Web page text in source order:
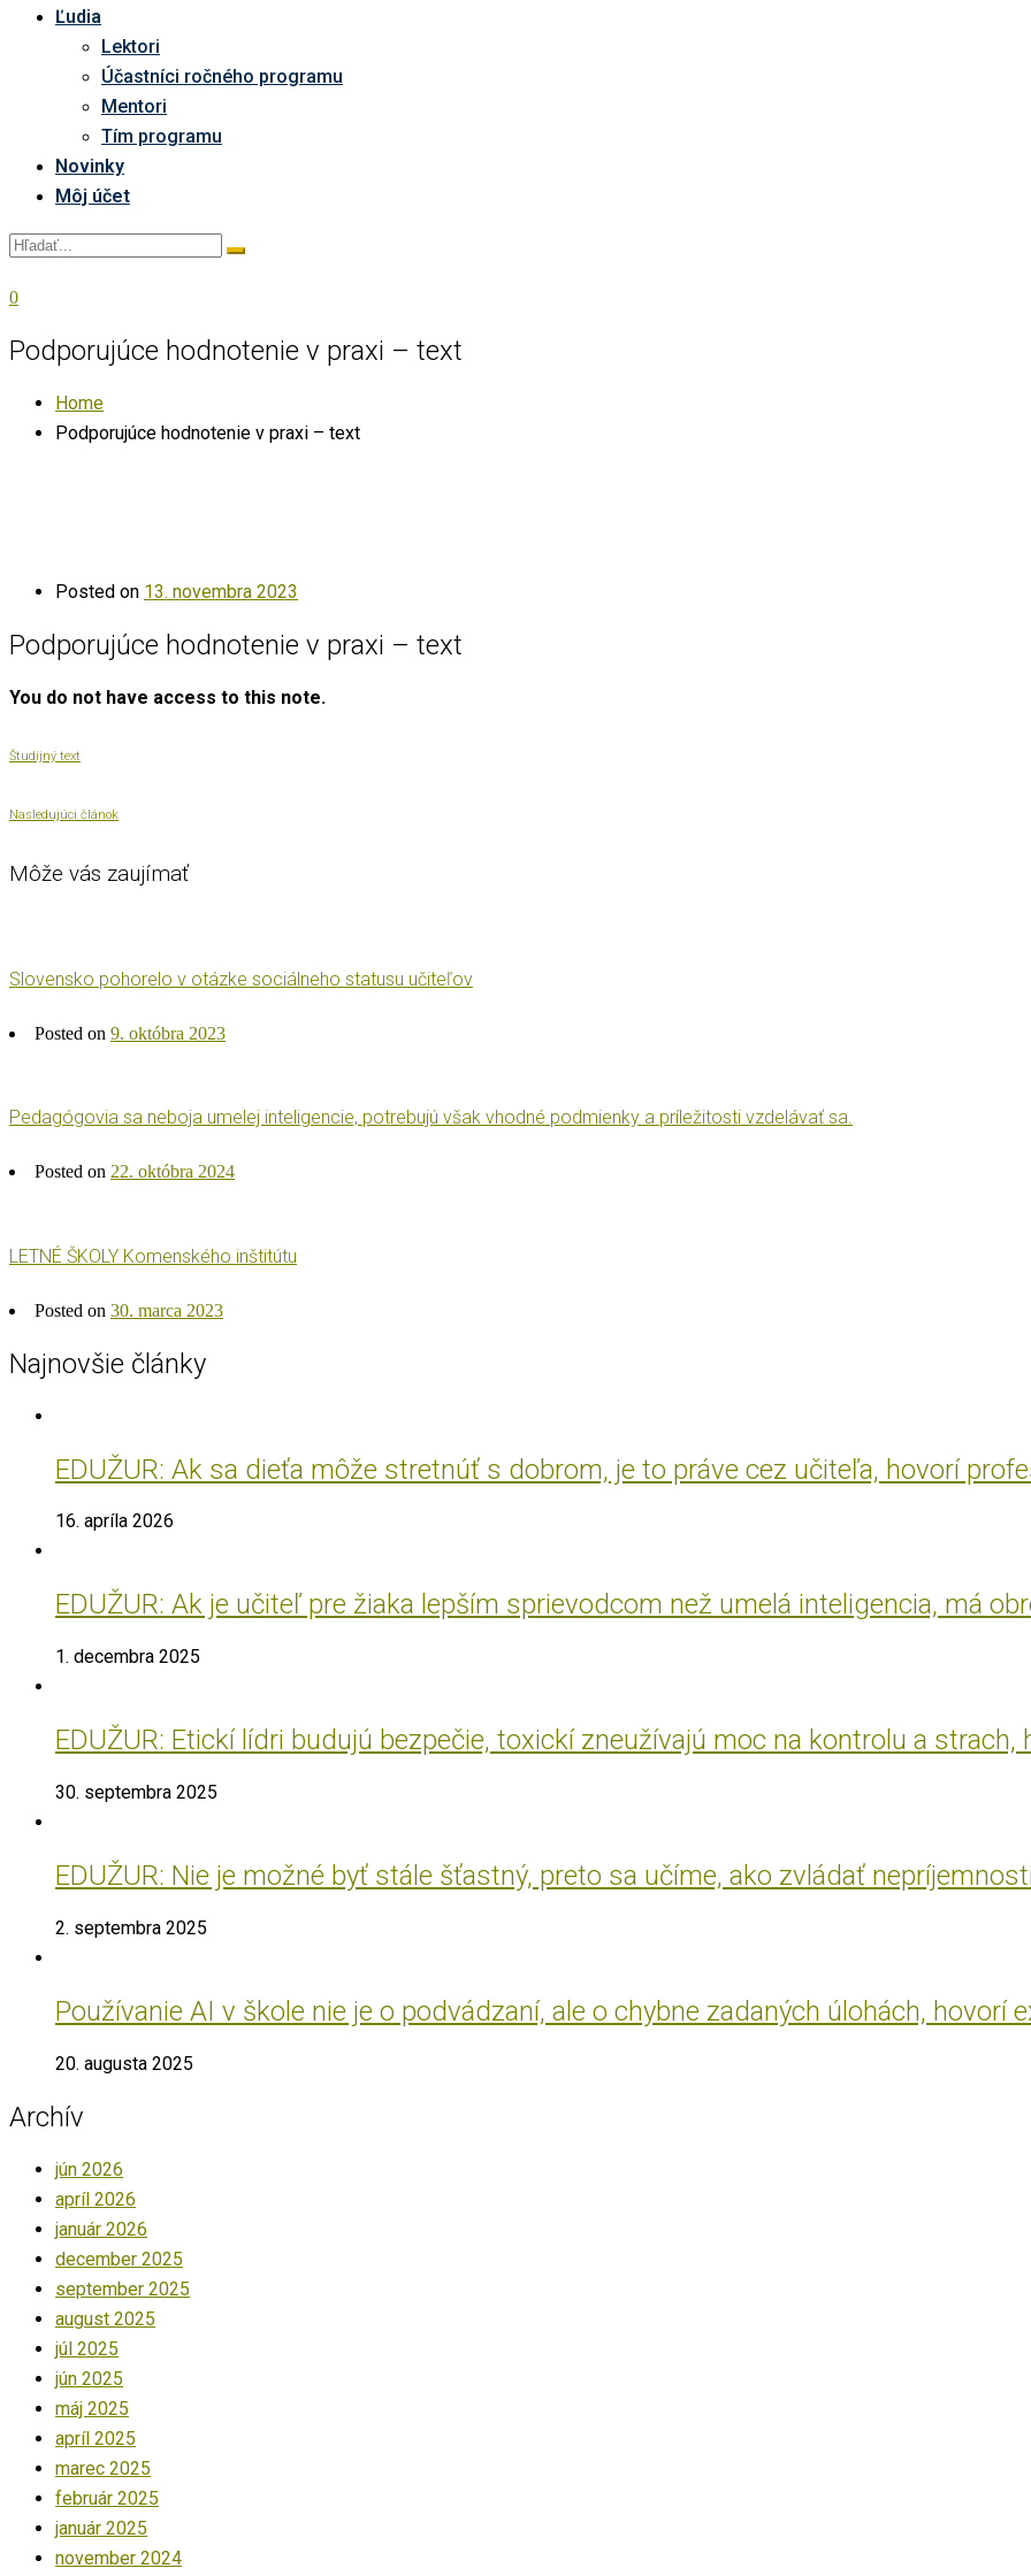
Ľudia
Lektori
Účastníci ročného programu
Mentori
Tím programu
Novinky
Môj účet
0
Podporujúce hodnotenie v praxi – text
Home
Podporujúce hodnotenie v praxi – text
Posted on 13. novembra 2023
Podporujúce hodnotenie v praxi – text
You do not have access to this note.
Študijný text
Nasledujúci článok
Môže vás zaujímať
Slovensko pohorelo v otázke sociálneho statusu učiteľov
Posted on 9. októbra 2023
Pedagógovia sa neboja umelej inteligencie, potrebujú však vhodné podmienky a príležitosti vzdelávať sa.
Posted on 22. októbra 2024
LETNÉ ŠKOLY Komenského inštitútu
Posted on 30. marca 2023
Najnovšie články
EDUŽUR: Ak sa dieťa môže stretnúť s dobrom, je to práve cez učiteľa, hovorí
16. apríla 2026
EDUŽUR: Ak je učiteľ pre žiaka lepším sprievodcom než umelá inteligencia, má
1. decembra 2025
EDUŽUR: Etickí lídri budujú bezpečie, toxickí zneužívajú moc na kontrolu a strach,
30. septembra 2025
EDUŽUR: Nie je možné byť stále šťastný, preto sa učíme, ako zvládať
2. septembra 2025
Používanie AI v škole nie je o podvádzaní, ale o chybne zadaných úlohách, hovorí
20. augusta 2025
Archív
jún 2026
apríl 2026
január 2026
december 2025
september 2025
august 2025
júl 2025
jún 2025
máj 2025
apríl 2025
marec 2025
február 2025
január 2025
november 2024